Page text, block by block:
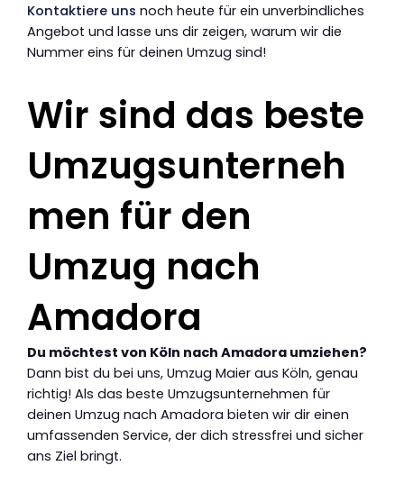
Kontaktiere uns noch heute für ein unverbindliches
Angebot und lasse uns dir zeigen, warum wir die
Nummer eins für deinen Umzug sind!
Wir sind das beste
Umzugsunterneh
men für den
Umzug nach
Amadora
Du möchtest von Köln nach Amadora umziehen?
Dann bist du bei uns, Umzug Maier aus Köln, genau
richtig! Als das beste Umzugsunternehmen für
deinen Umzug nach Amadora bieten wir dir einen
umfassenden Service, der dich stressfrei und sicher
ans Ziel bringt.